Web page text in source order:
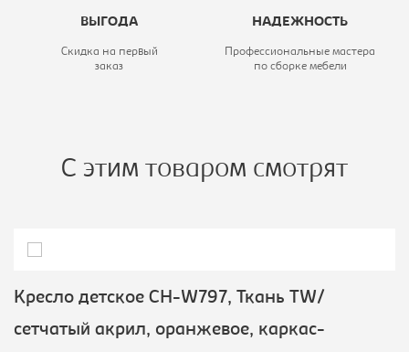
ВЫГОДА
Скидка на первый
заказ
НАДЕЖНОСТЬ
Профессиональные мастера
по сборке мебели
С этим товаром смотрят
Кресло детское CH-W797, Ткань TW/
сетчатый акрил, оранжевое, каркас-